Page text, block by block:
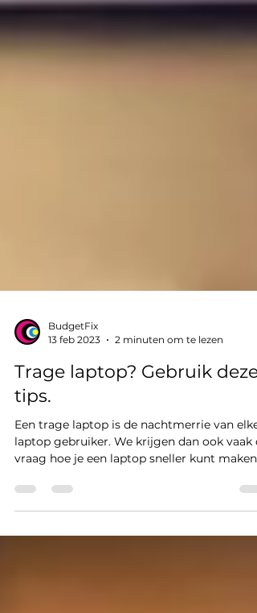
BudgetFix
13 feb 2023
Trage laptop? Gebruik deze
tips.
Een trage laptop is de nachtmerrie van elke
vraag hoe je een laptop sneller kunt maken.
Bij...